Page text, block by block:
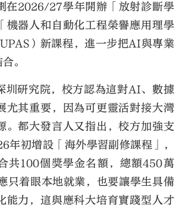
在2026/27學年開辦「放射診斷學
機器人和自動化工程榮譽應用理學
）新課程，進一步把AI與專業
。
圳研究院，校方認為這對AI、數據
尤其重要，因為可更靈活對接大灣
。都大發言人又指出，校方加強支
年初增設「海外學習副修課程」，
共100個獎學金名額，總額450萬
只着眼本地就業，也要讓學生具備
能力，這與應科大培育實踐型人才